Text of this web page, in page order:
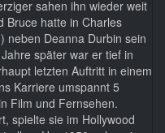
sahen ihn wieder weit
Bruce hatte in Charles
neben Deanna Durbin sein
später war er tief in
letzten Auftritt in einem
Karriere umspannt 5
Film und Fernsehen.
spielte sie im Hollywood